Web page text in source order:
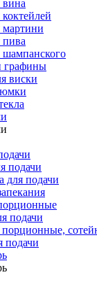
вина
мартини
пива
виски
подачи
для подачи
подачи
подачи